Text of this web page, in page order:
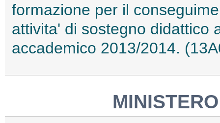
formazione per il
attivita' di sostegno didattico
accademico 2013/2014.